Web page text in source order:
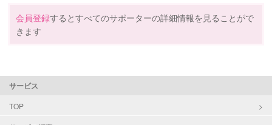
会員登録するとすべてのサポーターの詳細情報を見ることがで
きます
サービス
TOP